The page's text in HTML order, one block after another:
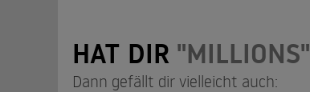
HAT DIR "MILLIONS"
Dann gefällt dir vielleicht auch: